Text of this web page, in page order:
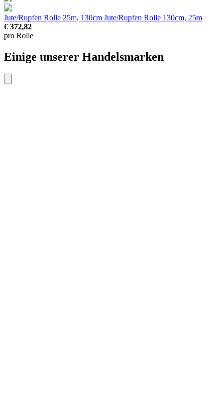
Jute/Rupfen Rolle 25m, 130cm Jute/Rupfen Rolle 130cm, 25m
€ 372,82
pro Rolle
Einige unserer Handelsmarken